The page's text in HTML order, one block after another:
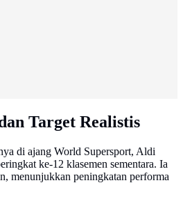
Target Realistis
di ajang World Supersport, Aldi
ke-12 klasemen sementara. Ia
menunjukkan peningkatan performa